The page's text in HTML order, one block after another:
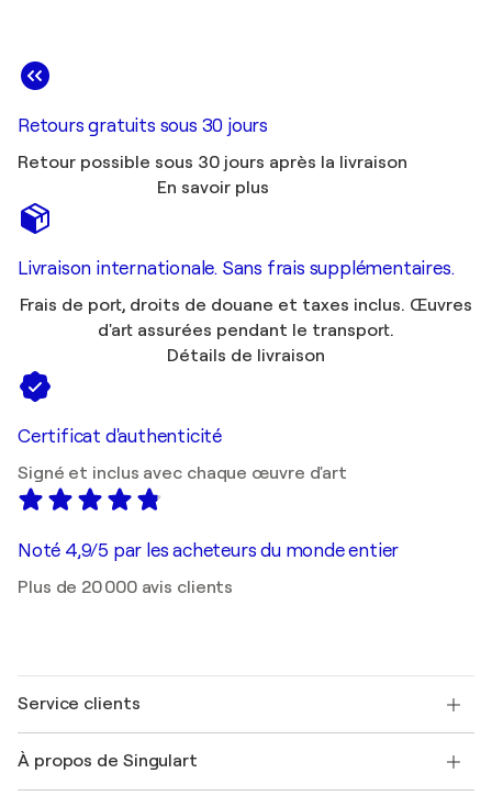
Retours gratuits sous 30 jours
Retour possible sous 30 jours après la livraison
En savoir plus
Livraison internationale. Sans frais supplémentaires.
Frais de port, droits de douane et taxes inclus. Œuvres
d'art assurées pendant le transport.
Détails de livraison
Certificat d'authenticité
Signé et inclus avec chaque œuvre d'art
Noté 4,9/5 par les acheteurs du monde entier
Plus de 20 000 avis clients
Service clients
Expédition
À propos de Singulart